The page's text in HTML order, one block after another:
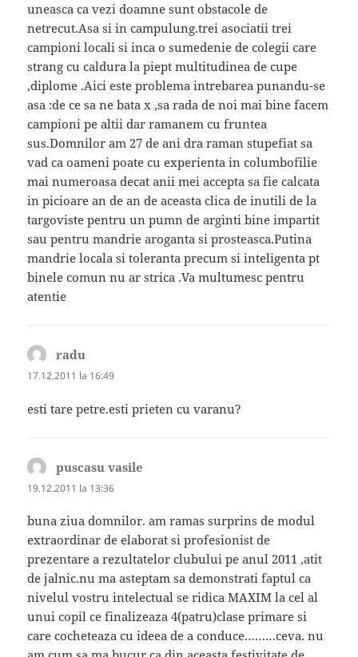
uneasca ca vezi doamne sunt obstacole de
netrecut.Asa si in campulung.trei asociatii trei
campioni locali si inca o sumedenie de colegii care
strang cu caldura la piept multitudinea de cupe
,diplome .Aici este problema intrebarea punandu-se
asa :de ce sa ne bata x ,sa rada de noi mai bine facem
campioni pe altii dar ramanem cu fruntea
sus.Domnilor am 27 de ani dra raman stupefiat sa
vad ca oameni poate cu experienta in columbofilie
mai numeroasa decat anii mei accepta sa fie calcata
in picioare an de an de aceasta clica de inutili de la
targoviste pentru un pumn de arginti bine impartit
sau pentru mandrie aroganta si prosteasca.Putina
mandrie locala si toleranta precum si inteligenta pt
binele comun nu ar strica .Va multumesc pentru
atentie
radu
17.12.2011 la 16:49
esti tare petre.esti prieten cu varanu?
puscasu vasile
19.12.2011 la 13:36
buna ziua domnilor. am ramas surprins de modul
extraordinar de elaborat si profesionist de
prezentare a rezultatelor clubului pe anul 2011 ,atit
de jalnic.nu ma asteptam sa demonstrati faptul ca
nivelul vostru intelectual se ridica MAXIM la cel al
unui copil ce finalizeaza 4(patru)clase primare si
care cocheteaza cu ideea de a conduce………ceva. nu